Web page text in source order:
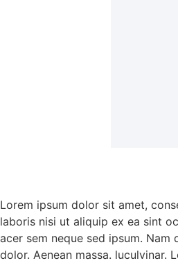
Lorem ipsum dolor sit amet,
laboris nisi ut aliquip ex ea sint
acer sem neque sed ipsum.
dolor. Aenean massa.